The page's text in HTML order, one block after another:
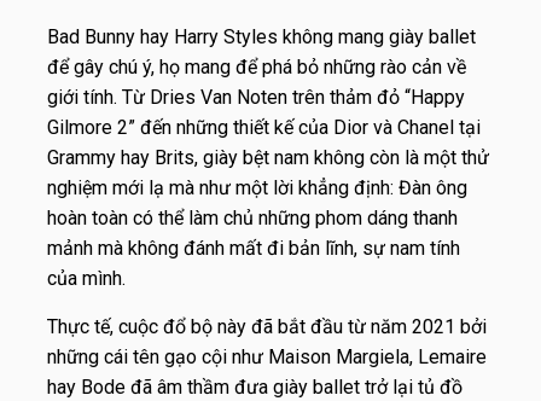
Bad Bunny hay Harry Styles không mang giày ballet
để gây chú ý, họ mang để phá bỏ những rào cản về
giới tính. Từ Dries Van Noten trên thảm đỏ “Happy
Gilmore 2” đến những thiết kế của Dior và Chanel tại
Grammy hay Brits, giày bệt nam không còn là một thử
nghiệm mới lạ mà như một lời khẳng định: Đàn ông
hoàn toàn có thể làm chủ những phom dáng thanh
mảnh mà không đánh mất đi bản lĩnh, sự nam tính
của mình.
Thực tế, cuộc đổ bộ này đã bắt đầu từ năm 2021 bởi
những cái tên gạo cội như Maison Margiela, Lemaire
hay Bode đã âm thầm đưa giày ballet trở lại tủ đồ